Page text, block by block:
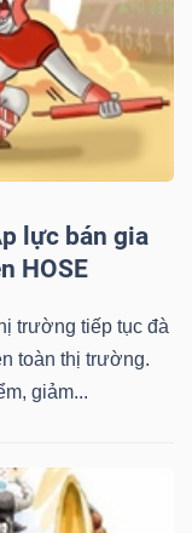
lực bán gia
HOSE
trường tiếp tục đà
toàn thị trường.
giảm...